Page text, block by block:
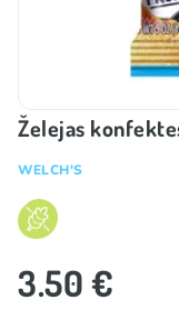
Želejas
WELCH'S
3.50 €